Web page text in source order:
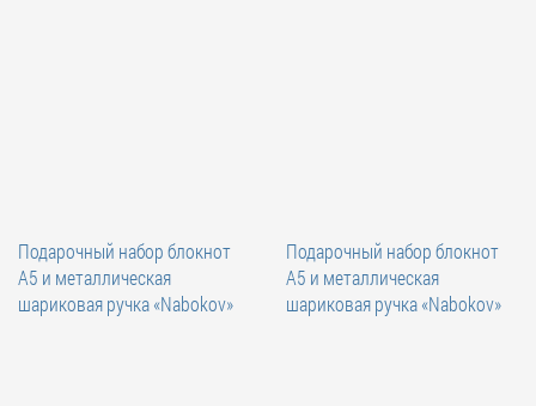
Подарочный набор блокнот
А5 и металлическая
шариковая ручка «Nabokov»
Подарочный набор блокнот
А5 и металлическая
шариковая ручка «Nabokov»